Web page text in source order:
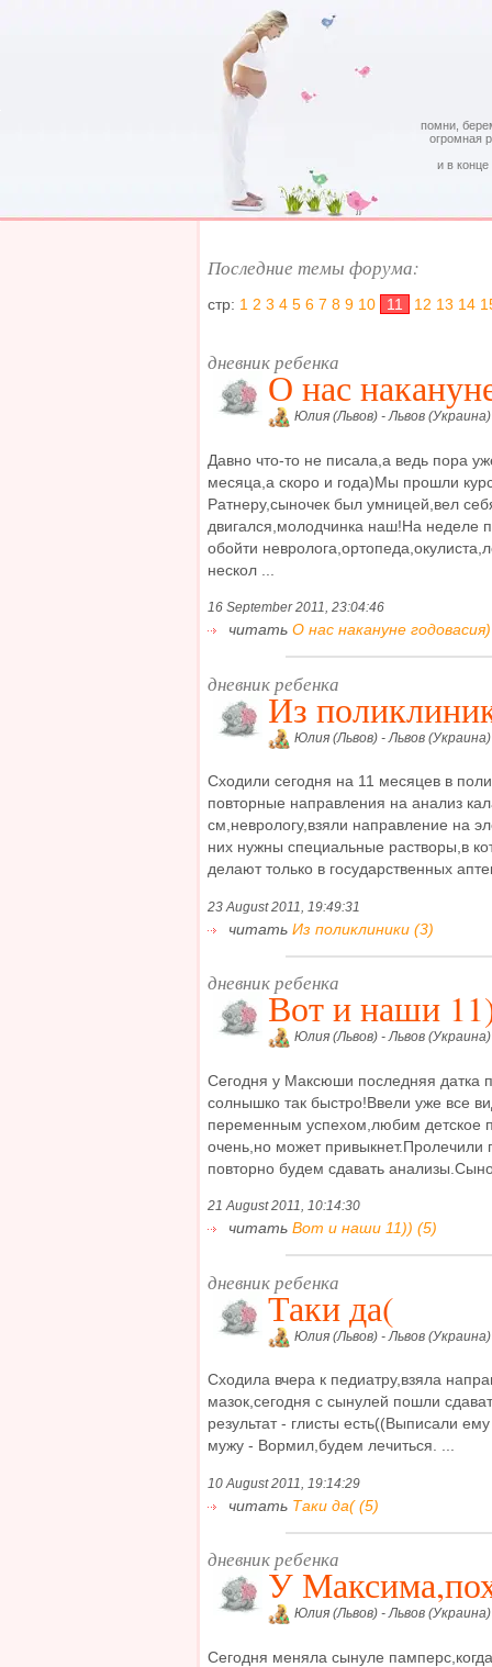
помни,
огромная
и в
Последние темы форума:
стр: 1 2 3 4 5 6 7 8 9 10 11 12 13 14
дневник ребенка
О нас
Юлия (Львов) - Львов
Давно что-то не писала,а ведь пора
месяца,а скоро и года)Мы прошли
Ратнеру,сыночек был умницей,вел
двигался,молодчинка наш!На неделе
обойти
нескол ...
16 September 2011, 23:04:46
читать О нас накануне
дневник ребенка
Из
Юлия (Львов) - Львов
Сходили сегодня на 11 месяцев в
повторные направления на анализ
см,неврологу,взяли направление на
них нужны специальные растворы,в
делают только в государственных
23 August 2011, 19:49:31
читать Из поликлиники (3)
дневник ребенка
Вот и наши
Юлия (Львов) - Львов
Сегодня у Максюши последняя датка
солнышко так быстро!Ввели уже все
переменным успехом,любим детское
очень,но может привыкнет.Пролечили
повторно будем сдавать
21 August 2011, 10:14:30
читать Вот и наши 11)) (5)
дневник ребенка
Таки да(
Юлия (Львов) - Львов
Сходила вчера к педиатру,взяла
мазок,сегодня с сынулей пошли
результат - глисты есть((Выписали
мужу - Вормил,будем лечиться. ...
10 August 2011, 19:14:29
читать Таки да( (5)
дневник ребенка
У
Юлия (Львов) - Львов
Сегодня меняла сынуле